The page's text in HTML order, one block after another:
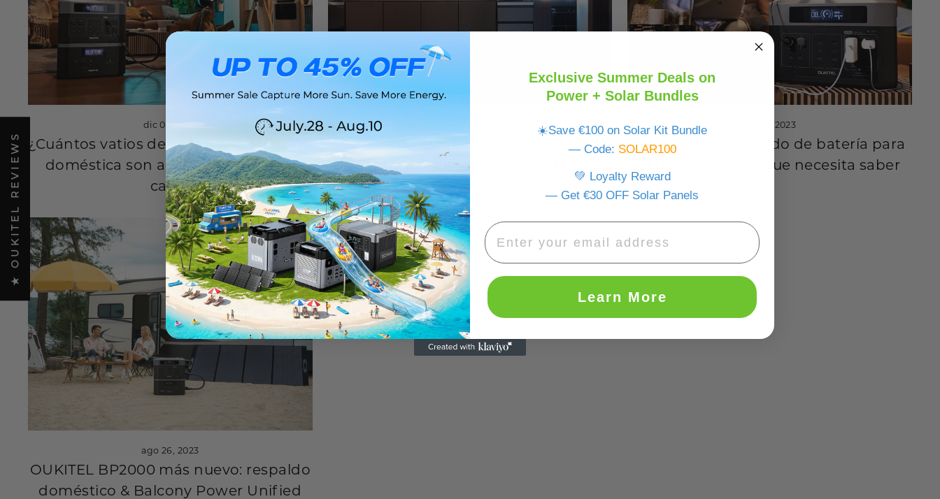
dic 05, 2023
¿Cuántos vatios de batería de respaldo
doméstica son adecuados para su
casa?
Cómo elegir una fuente de
alimentación de respaldo en el hogar
para resolver un corte de energía
oct 13, 2023
Sistemas de respaldo de batería para
el hogar: todo lo que necesita saber
ago 26, 2023
OUKITEL BP2000 más nuevo: respaldo
doméstico & Balcony Power Unified
★ OUKITEL REVIEWS
Exclusive Summer Deals on
Power + Solar Bundles
☀️Save €100 on Solar Kit Bundle
— Code: SOLAR100
💚 Loyalty Reward
— Get €30 OFF Solar Panels
Learn More